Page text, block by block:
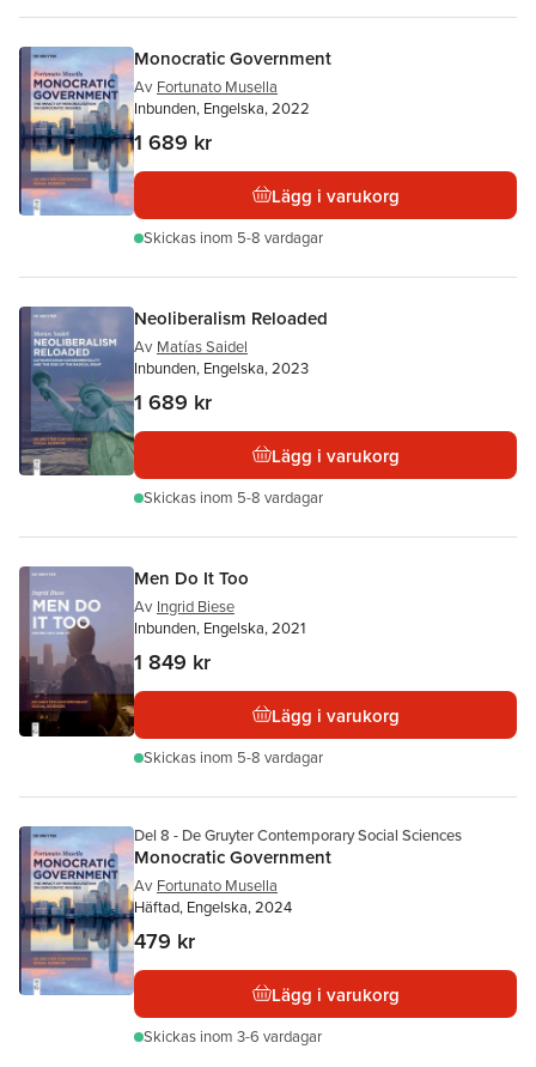
Monocratic Government
Av Fortunato Musella
Inbunden, Engelska, 2022
1 689 kr
Lägg i varukorg
Skickas inom 5-8 vardagar
Neoliberalism Reloaded
Av Matías Saidel
Inbunden, Engelska, 2023
1 689 kr
Lägg i varukorg
Skickas inom 5-8 vardagar
Men Do It Too
Av Ingrid Biese
Inbunden, Engelska, 2021
1 849 kr
Lägg i varukorg
Skickas inom 5-8 vardagar
Del 8 - De Gruyter Contemporary Social Sciences
Monocratic Government
Av Fortunato Musella
Häftad, Engelska, 2024
479 kr
Lägg i varukorg
Skickas inom 3-6 vardagar